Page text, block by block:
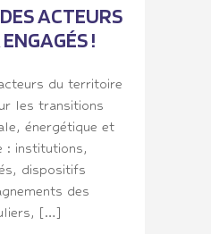
ACTEURS
!
du territoire
les transitions
énergétique et
: institutions,
dispositifs
des
[…]